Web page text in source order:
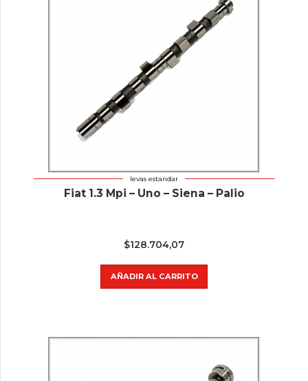
levas estandar
Fiat 1.3 Mpi – Uno – Siena – Palio
$128.704,07
AÑADIR AL CARRITO